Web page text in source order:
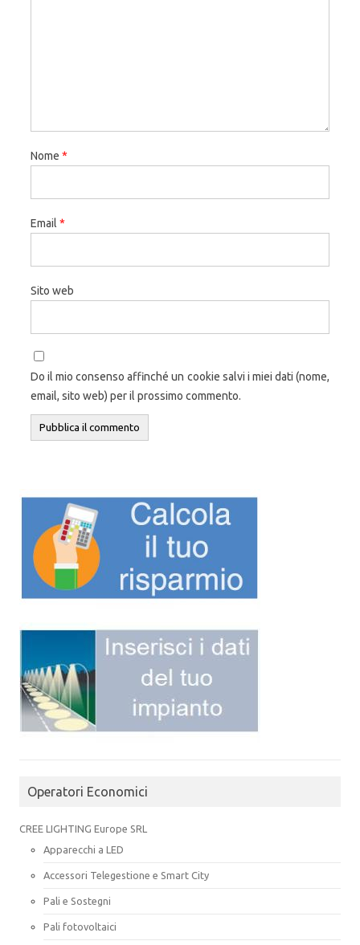
Nome *
Email *
Sito web
Do il mio consenso affinché un cookie salvi i miei dati (nome,
email, sito web) per il prossimo commento.
Operatori Economici
CREE LIGHTING Europe SRL
Apparecchi a LED
Accessori Telegestione e Smart City
Pali e Sostegni
Pali fotovoltaici